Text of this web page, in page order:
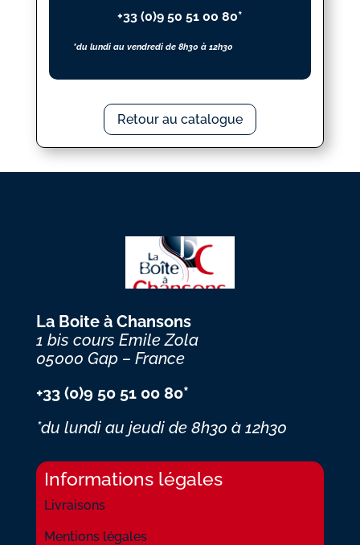
+33 (0)9 50 51 00 80*
*du lundi au vendredi de 8h30 à 12h30
Retour au catalogue
La Boite à Chansons
1 bis cours Emile Zola
05000 Gap – France
+33 (0)9 50 51 00 80*
*du lundi au jeudi de 8h30 à 12h30
Informations légales
Livraisons
Mentions légales